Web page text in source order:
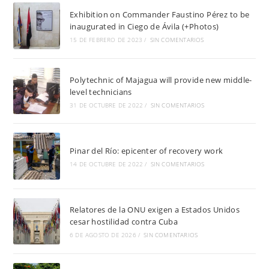
Exhibition on Commander Faustino Pérez to be
inaugurated in Ciego de Ávila (+Photos)
15 DE FEBRERO DE 2023 / SIN COMENTARIOS
Polytechnic of Majagua will provide new middle-
level technicians
31 DE OCTUBRE DE 2022 / SIN COMENTARIOS
Pinar del Río: epicenter of recovery work
14 DE OCTUBRE DE 2022 / SIN COMENTARIOS
Relatores de la ONU exigen a Estados Unidos
cesar hostilidad contra Cuba
6 DE AGOSTO DE 2026 / SIN COMENTARIOS